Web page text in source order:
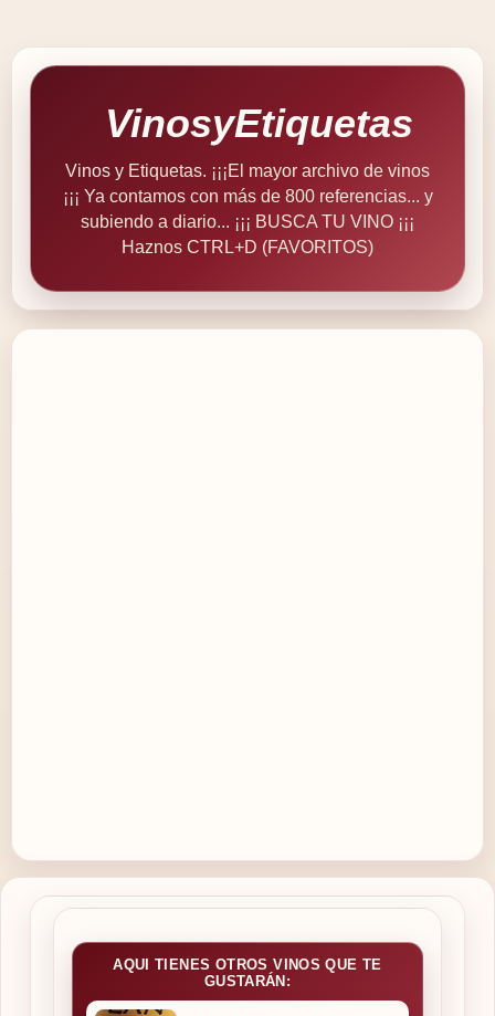
VinosyEtiquetas
Vinos y Etiquetas. ¡¡¡El mayor archivo de vinos
¡¡¡ Ya contamos con más de 800 referencias... y
subiendo a diario... ¡¡¡ BUSCA TU VINO ¡¡¡
Haznos CTRL+D (FAVORITOS)
AQUI TIENES OTROS VINOS QUE TE
GUSTARÁN: